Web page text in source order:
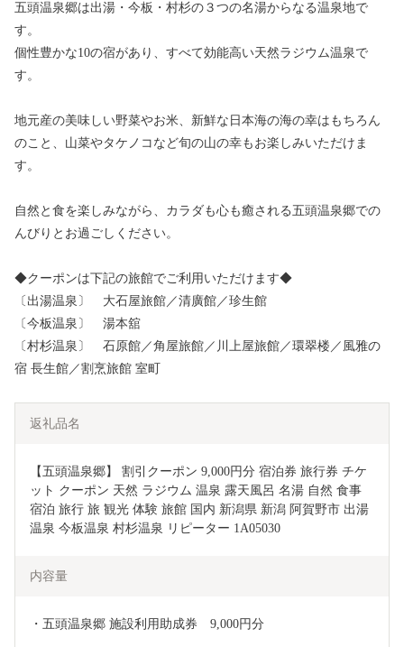
五頭温泉郷は出湯・今板・村杉の３つの名湯からなる温泉地で
す。
個性豊かな10の宿があり、すべて効能高い天然ラジウム温泉で
す。
地元産の美味しい野菜やお米、新鮮な日本海の海の幸はもちろん
のこと、山菜やタケノコなど旬の山の幸もお楽しみいただけま
す。
自然と食を楽しみながら、カラダも心も癒される五頭温泉郷での
んびりとお過ごしください。
◆クーポンは下記の旅館でご利用いただけます◆
〔出湯温泉〕 大石屋旅館／清廣館／珍生館
〔今板温泉〕 湯本舘
〔村杉温泉〕 石原館／角屋旅館／川上屋旅館／環翠楼／風雅の
宿 長生館／割烹旅館 室町
返礼品名
【五頭温泉郷】 割引クーポン 9,000円分 宿泊券 旅行券 チケ
ット クーポン 天然 ラジウム 温泉 露天風呂 名湯 自然 食事
宿泊 旅行 旅 観光 体験 旅館 国内 新潟県 新潟 阿賀野市 出湯
温泉 今板温泉 村杉温泉 リピーター 1A05030
内容量
・五頭温泉郷 施設利用助成券　9,000円分